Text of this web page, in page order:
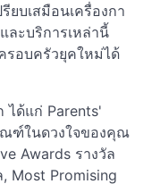
ยบเสมือนเครื่องกา
ะบริการเหล่านี้
รอบครัวยุคใหม่ได้
ได้แก่ Parents'
ณฑ์ในดวงใจของคุณ
Awards รางวัล
Most Promising